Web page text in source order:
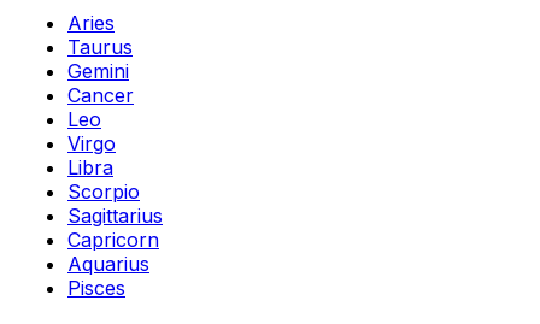
Aries
Taurus
Gemini
Cancer
Leo
Virgo
Libra
Scorpio
Sagittarius
Capricorn
Aquarius
Pisces